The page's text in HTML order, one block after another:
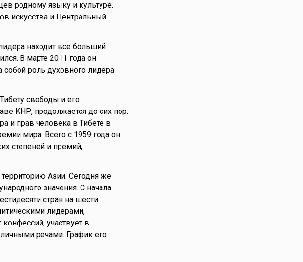
родному языку и культуре.
искусства и Центральный
находит все больший
В марте 2011 года он
собой роль духовного лидера
свободы и его
КНР, продолжается до сих пор.
и прав человека в Тибете в
мира. Всего с 1959 года он
степеней и премий,
Азии. Сегодня же
значения. С начала
стран на шести
лидерами,
участвует в
речами. График его